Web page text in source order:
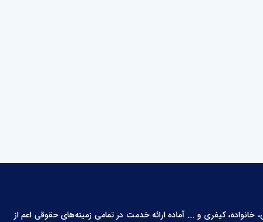
کیفری و ... آماده ارائه خدمت در تمامی زمینه‌های حقوقی اعم از